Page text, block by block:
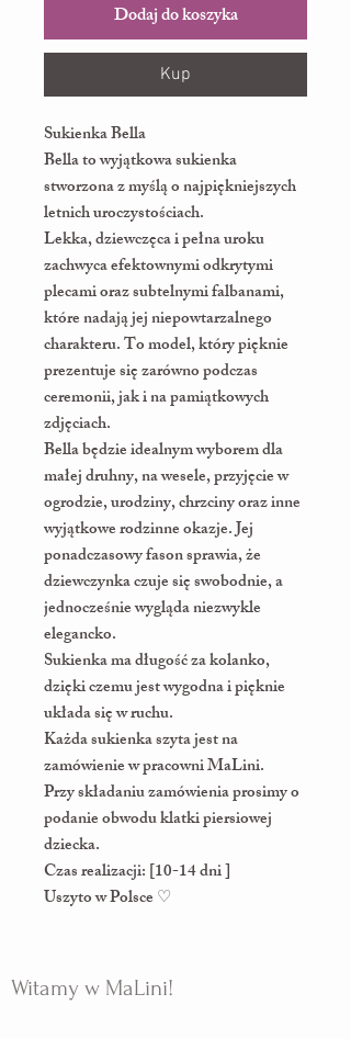
Dodaj do koszyka
Kup
Sukienka Bella
Bella to wyjątkowa sukienka
stworzona z myślą o najpiękniejszych
letnich uroczystościach.
Lekka, dziewczęca i pełna uroku
zachwyca efektownymi odkrytymi
plecami oraz subtelnymi falbanami,
które nadają jej niepowtarzalnego
charakteru. To model, który pięknie
prezentuje się zarówno podczas
ceremonii, jak i na pamiątkowych
zdjęciach.
Bella będzie idealnym wyborem dla
małej druhny, na wesele, przyjęcie w
ogrodzie, urodziny, chrzciny oraz inne
wyjątkowe rodzinne okazje. Jej
ponadczasowy fason sprawia, że
dziewczynka czuje się swobodnie, a
jednocześnie wygląda niezwykle
elegancko.
Sukienka ma długość za kolanko,
dzięki czemu jest wygodna i pięknie
układa się w ruchu.
Każda sukienka szyta jest na
zamówienie w pracowni MaLini.
Przy składaniu zamówienia prosimy o
podanie obwodu klatki piersiowej
dziecka.
Czas realizacji: [10-14 dni ]
Uszyto w Polsce ♡
Witamy w MaLini!